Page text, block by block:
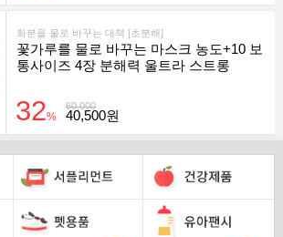
화분을 물로 바꾸는 대책 [초분해]
꽃가루를 물로 바꾸는 마스크 농도+10 보
통사이즈 4장 분해력 울트라 스트롱
60,000
32% 40,500원